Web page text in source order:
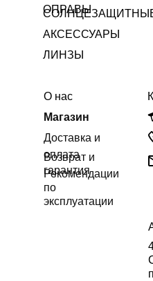
ОПРАВЫ
Магазин
О нас
Рекомендации
по
эксплуатации
Доставка и
оплата
Возврат и
гарантия
ЛИНЗЫ
АКСЕССУАРЫ